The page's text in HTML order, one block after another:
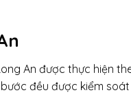
An được thực hiện
đều được kiểm